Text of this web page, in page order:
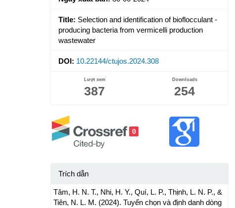
Title: Selection and identification of bioflocculant -
producing bacteria from vermicelli production
wastewater
DOI: 10.22144/ctujos.2024.308
Lượt xem
387
Downloads
254
0
Trích dẫn
Tâm, H. N. T., Nhi, H. Y., Quí, L. P., Thịnh, L. N. P., &
Tiên, N. L. M. (2024). Tuyển chọn và định danh dòng